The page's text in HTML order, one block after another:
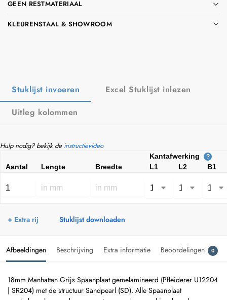
GEEN RESTMATERIAAL
KLEURENSTAAL & SHOWROOM
Stuklijst invoeren
Excel Stuklijst inlezen
Uitleg kolommen
Hulp nodig? bekijk de instructievideo
Kantafwerking ?
Aantal Lengte Breedte L1 L2 B1
+ Extra rij Stuklijst downloaden
Afbeeldingen Beschrijving Extra informatie Beoordelingen 0
18mm Manhattan Grijs Spaanplaat gemelamineerd (Pfleiderer U12204
| SR204) met de structuur Sandpearl (SD). Alle Spaanplaat